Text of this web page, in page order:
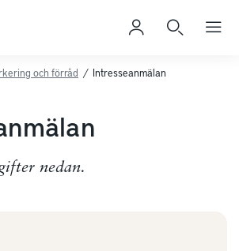
och förråd / Intresseanmälan
nedan.